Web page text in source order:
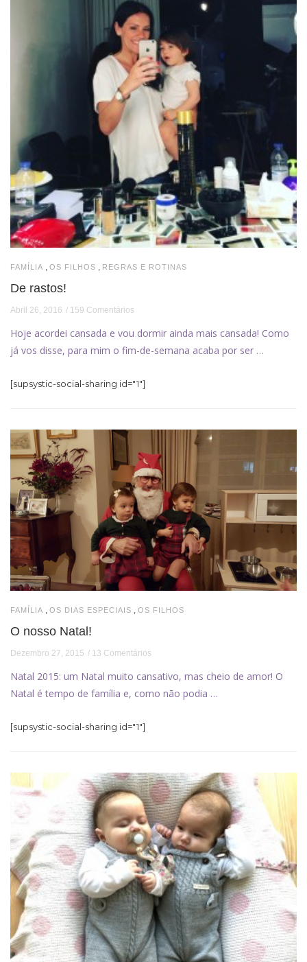
FAMÍLIA OS FILHOS REGRAS E ROTINAS
De rastos!
Abril 26, 2016 159 Comentários
Hoje acordei cansada e vou dormir ainda mais cansada! Como
já vos disse, para mim o fim-de-semana acaba por ser …
[supsystic-social-sharing id="1"]
FAMÍLIA OS DIAS ESPECIAIS OS FILHOS
O nosso Natal!
Dezembro 27, 2015 13 Comentários
Natal 2015: um Natal muito cansativo, mas cheio de amor! O
Natal é tempo de família e, como não podia …
[supsystic-social-sharing id="1"]